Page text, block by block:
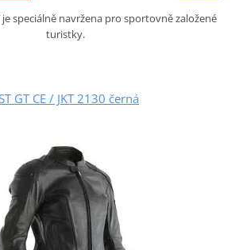
je speciálně navržena pro sportovně založené
turistky.
GT CE / JKT 2130 černá